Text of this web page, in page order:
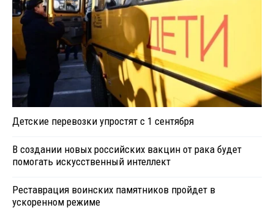
Детские перевозки упростят с 1 сентября
В создании новых российских вакцин от рака будет
помогать искусственный интеллект
Реставрация воинских памятников пройдет в
ускоренном режиме